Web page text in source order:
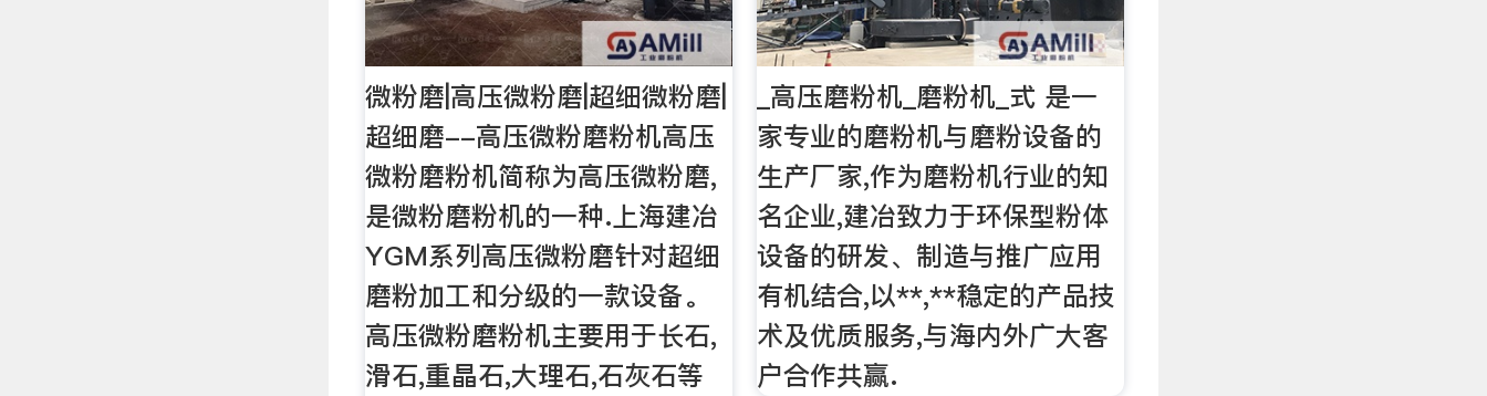
微粉磨|高压微粉磨|超细微粉磨|
超细磨--高压微粉磨粉机高压
微粉磨粉机简称为高压微粉磨,
是微粉磨粉机的一种.上海建冶
YGM系列高压微粉磨针对超细
磨粉加工和分级的一款设备。
高压微粉磨粉机主要用于长石,
滑石,重晶石,大理石,石灰石等
_高压磨粉机_磨粉机_式 是一
家专业的磨粉机与磨粉设备的
生产厂家,作为磨粉机行业的知
名企业,建冶致力于环保型粉体
设备的研发、制造与推广应用
有机结合,以**,**稳定的产品技
术及优质服务,与海内外广大客
户合作共赢.